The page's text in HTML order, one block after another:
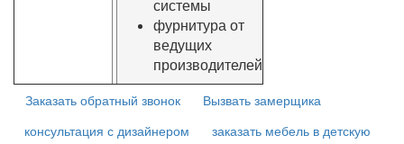
системы
фурнитура от
ведущих
производителей
Заказать обратный звонок
Вызвать замерщика
консультация с дизайнером
заказать мебель в детскую